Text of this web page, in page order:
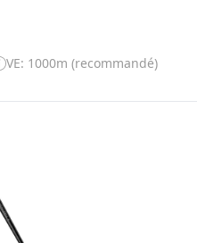
VE: 1000m (recommandé)